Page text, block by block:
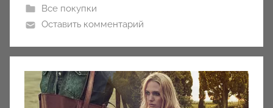
Все покупки
Оставить комментарий